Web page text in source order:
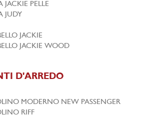
JACKIE PELLE
JUDY
JACKIE
JACKIE WOOD
D'ARREDO
MODERNO NEW PASSENGER
RIFF